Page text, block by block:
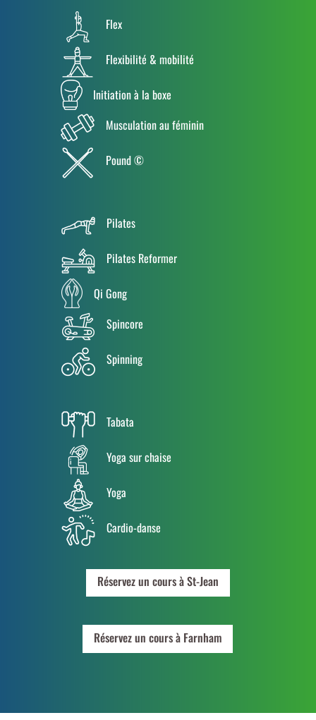
Flex
Flexibilité & mobilité
Initiation à la boxe
Musculation au féminin
Pound ©
Pilates
Pilates Reformer
Qi Gong
Spincore
Spinning
Tabata
Yoga sur chaise
Yoga
Cardio-danse
Réservez un cours à St-Jean
Réservez un cours à Farnham